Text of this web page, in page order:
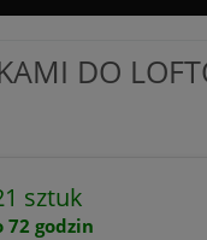
DO
sztuk
72 godzin